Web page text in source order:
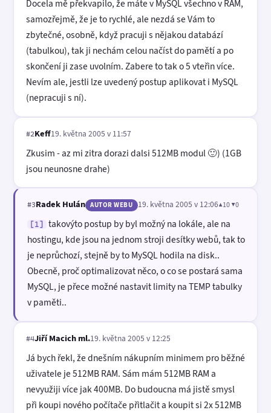
Docela mě překvapilo, že máte v MySQL všechno v RAM,
samozřejmě, že je to rychlé, ale nezdá se Vám to
zbytečné, osobně, když pracuji s nějakou databází
(tabulkou), tak ji nechám celou načíst do pamětí a po
skončení ji zase uvolním. Zabere to tak o 5 vteřin více.
Nevím ale, jestli lze uvedený postup aplikovat i MySQL
(nepracuji s ní).
#2Keff19. května 2005 v 11:57
Zkusim - az mi zitra dorazi dalsi 512MB modul 🙂) (1GB
jsou neunosne drahe)
#3Radek Hulán AUTOR WEBU 19. května 2005 v 12:06▲10 ▼0
[1]
takovýto postup by byl možný na lokále, ale na
hostingu, kde jsou na jednom stroji desítky webů, tak to
je neprůchozí, stejně by to MySQL hodila na disk..
Obecně, proč optimalizovat něco, o co se postará sama
MySQL, je přece možné nastavit limity na TEMP tabulky
v paměti..
#4Jiří Macich ml.19. května 2005 v 12:25
Já bych řekl, že dnešním nákupním minimem pro běžné
uživatele je 512MB RAM. Sám mám 512MB RAM a
nevyužiji více jak 400MB. Do budoucna má jistě smysl
při koupi nového počítače přitlačit a koupit si 2x 512MB